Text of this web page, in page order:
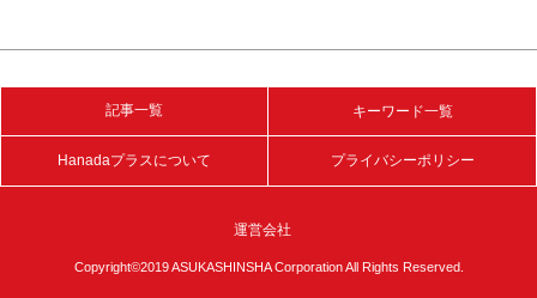
記事一覧 キーワード一覧
Hanadaプラスについて プライバシーポリシー
運営会社
Copyright©2019 ASUKASHINSHA Corporation All Rights Reserved.